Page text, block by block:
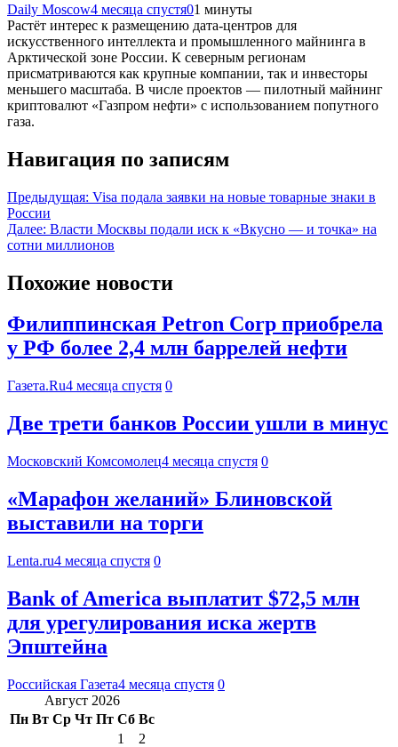
Daily Moscow4 месяца спустя01 минуты
Растёт интерес к размещению дата-центров для
искусственного интеллекта и промышленного майнинга в
Арктической зоне России. К северным регионам
присматриваются как крупные компании, так и инвесторы
меньшего масштаба. В числе проектов — пилотный майнинг
криптовалют «Газпром нефти» с использованием попутного
газа.
Навигация по записям
Предыдущая: Visa подала заявки на новые товарные знаки в
России
Далее: Власти Москвы подали иск к «Вкусно — и точка» на
сотни миллионов
Похожие новости
Филиппинская Petron Corp приобрела
у РФ более 2,4 млн баррелей нефти
Газета.Ru4 месяца спустя 0
Две трети банков России ушли в минус
Московский Комсомолец4 месяца спустя 0
«Марафон желаний» Блиновской
выставили на торги
Lenta.ru4 месяца спустя 0
Bank of America выплатит $72,5 млн
для урегулирования иска жертв
Эпштейна
Российская Газета4 месяца спустя 0
Август 2026
Пн Вт Ср Чт Пт Сб Вс
1
2